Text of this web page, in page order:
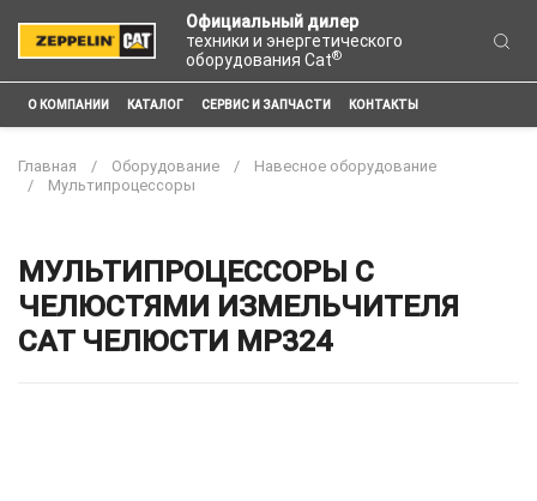
Официальный дилер
техники и энергетического
оборудования Cat®
О КОМПАНИИ КАТАЛОГ СЕРВИС И ЗАПЧАСТИ КОНТАКТЫ
Главная Оборудование
Навесное оборудование
Мультипроцессоры
МУЛЬТИПРОЦЕССОРЫ С
ЧЕЛЮСТЯМИ ИЗМЕЛЬЧИТЕЛЯ
CAT ЧЕЛЮСТИ MP324